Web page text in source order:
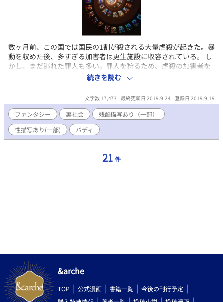
数ヶ月前、この国では国民の1割が殺される大量虐殺が起きた。暴
動を収めた後、多すぎる加害者は更生施設に収容されている。 し
かし、まだ逃れた罪人も多い。罪人を狩るため、虐殺の加害者を
猟犬とし、被害者を主人とする主従関係が作られた。 最悪の快楽
殺人鬼龍崎と、虐殺により隻眼となった城谷は主従関係を結び、
殺人者を追い詰めていく。 快楽のため、或いは復讐のために。 ＊
マークは性描写ありの話です。 微グロ表現有り、倫理観薄いで
す。
続きを読む
文字数 17,473 最終更新日 2019.9.24 登録日 2019.9.19
ファンタジー 裏社会
残酷描写あり（一部）
性描写あり(一部)
バディ
21 件
&arche
TOP 公式漫画 書籍一覧
今後の刊行予定